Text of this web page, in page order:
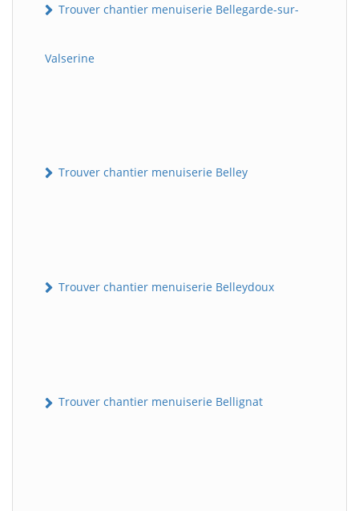
Trouver chantier menuiserie Bellegarde-sur-
Valserine
Trouver chantier menuiserie Belley
Trouver chantier menuiserie Belleydoux
Trouver chantier menuiserie Bellignat